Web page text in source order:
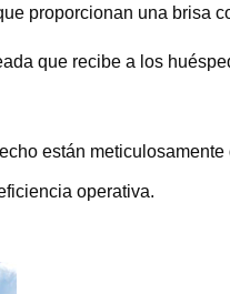
proporcionan una brisa
que recibe a los
están
operativa.